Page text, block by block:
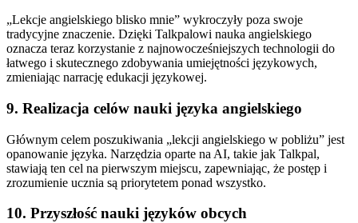
„Lekcje angielskiego blisko mnie” wykroczyły poza swoje
tradycyjne znaczenie. Dzięki Talkpalowi nauka angielskiego
oznacza teraz korzystanie z najnowocześniejszych technologii do
łatwego i skutecznego zdobywania umiejętności językowych,
zmieniając narrację edukacji językowej.
9. Realizacja celów nauki języka angielskiego
Głównym celem poszukiwania „lekcji angielskiego w pobliżu” jest
opanowanie języka. Narzędzia oparte na AI, takie jak Talkpal,
stawiają ten cel na pierwszym miejscu, zapewniając, że postęp i
zrozumienie ucznia są priorytetem ponad wszystko.
10. Przyszłość nauki języków obcych